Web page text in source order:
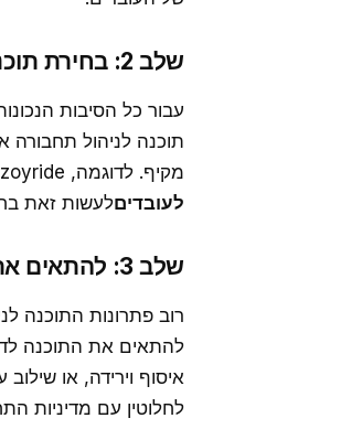
שלב 2: בחירת תוכנת ניהול התחבורה הנכונה
עבור כל הסיבות
תוכנה לניהול
מקיף. לדוגמה, zoyride מציע מגוון שלם של תכונות מתקדמות המותאמים עבור
לעובדיםלעשות זאת
שלב 3: להתאים את התוכנה לצרכים שלך
רוב פתרונות התוכנה
להתאים את התוכנה
לחלוטין עם מדיניות